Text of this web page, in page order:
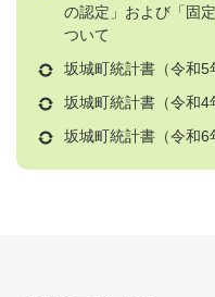
の認定」および「固
ついて
坂城町統計書（令和5
坂城町統計書（令和4
坂城町統計書（令和6